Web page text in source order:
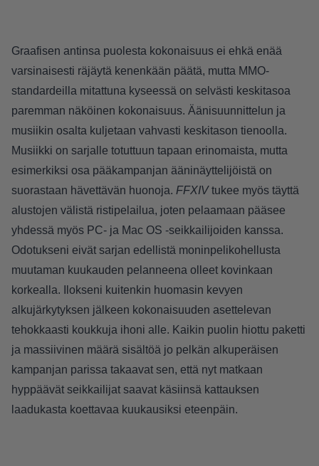
Graafisen antinsa puolesta kokonaisuus ei ehkä enää
varsinaisesti räjäytä kenenkään päätä, mutta MMO-
standardeilla mitattuna kyseessä on selvästi keskitasoa
paremman näköinen kokonaisuus. Äänisuunnittelun ja
musiikin osalta kuljetaan vahvasti keskitason tienoolla.
Musiikki on sarjalle totuttuun tapaan erinomaista, mutta
esimerkiksi osa pääkampanjan ääninäyttelijöistä on
suorastaan hävettävän huonoja. FFXIVtukee myös täyttä
alustojen välistä ristipelailua, joten pelaamaan pääsee
yhdessä myös PC- ja Mac OS -seikkailijoiden kanssa.
Odotukseni eivät sarjan edellistä moninpelikohellusta
muutaman kuukauden pelanneena olleet kovinkaan
korkealla. Ilokseni kuitenkin huomasin kevyen
alkujärkytyksen jälkeen kokonaisuuden asettelevan
tehokkaasti koukkuja ihoni alle. Kaikin puolin hiottu paketti
ja massiivinen määrä sisältöä jo pelkän alkuperäisen
kampanjan parissa takaavat sen, että nyt matkaan
hyppäävät seikkailijat saavat käsiinsä kattauksen
laadukasta koettavaa kuukausiksi eteenpäin.